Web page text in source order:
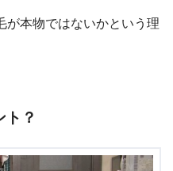
が本物ではないかという理
？